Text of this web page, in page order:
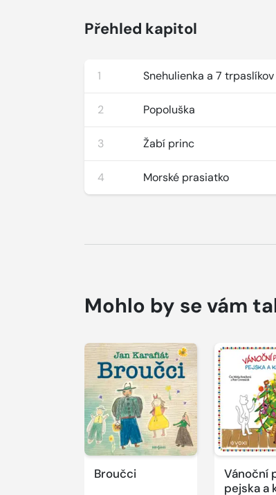
Přehled kapitol
1 Snehulienka a 7 trpaslíkov
2 Popoluška
3 Žabí princ
4 Morské prasiatko
Mohlo by se vám
Broučci
Přehrát
ukázku
Vánoční
pejska a
Přehrát
ukázku